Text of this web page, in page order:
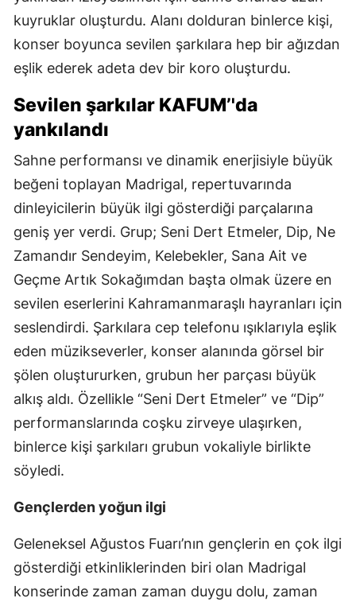
kuyruklar oluşturdu. Alanı dolduran binlerce kişi,
konser boyunca sevilen şarkılara hep bir ağızdan
eşlik ederek adeta dev bir koro oluşturdu.
Sevilen şarkılar KAFUM’'da
yankılandı
Sahne performansı ve dinamik enerjisiyle büyük
beğeni toplayan Madrigal, repertuvarında
dinleyicilerin büyük ilgi gösterdiği parçalarına
geniş yer verdi. Grup; Seni Dert Etmeler, Dip, Ne
Zamandır Sendeyim, Kelebekler, Sana Ait ve
Geçme Artık Sokağımdan başta olmak üzere en
sevilen eserlerini Kahramanmaraşlı hayranları için
seslendirdi. Şarkılara cep telefonu ışıklarıyla eşlik
eden müzikseverler, konser alanında görsel bir
şölen oluştururken, grubun her parçası büyük
alkış aldı. Özellikle “Seni Dert Etmeler” ve “Dip”
performanslarında coşku zirveye ulaşırken,
binlerce kişi şarkıları grubun vokaliyle birlikte
söyledi.
Gençlerden yoğun ilgi
Geleneksel Ağustos Fuarı’nın gençlerin en çok ilgi
gösterdiği etkinliklerinden biri olan Madrigal
konserinde zaman zaman duygu dolu, zaman